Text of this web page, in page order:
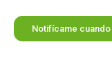
Notifícame